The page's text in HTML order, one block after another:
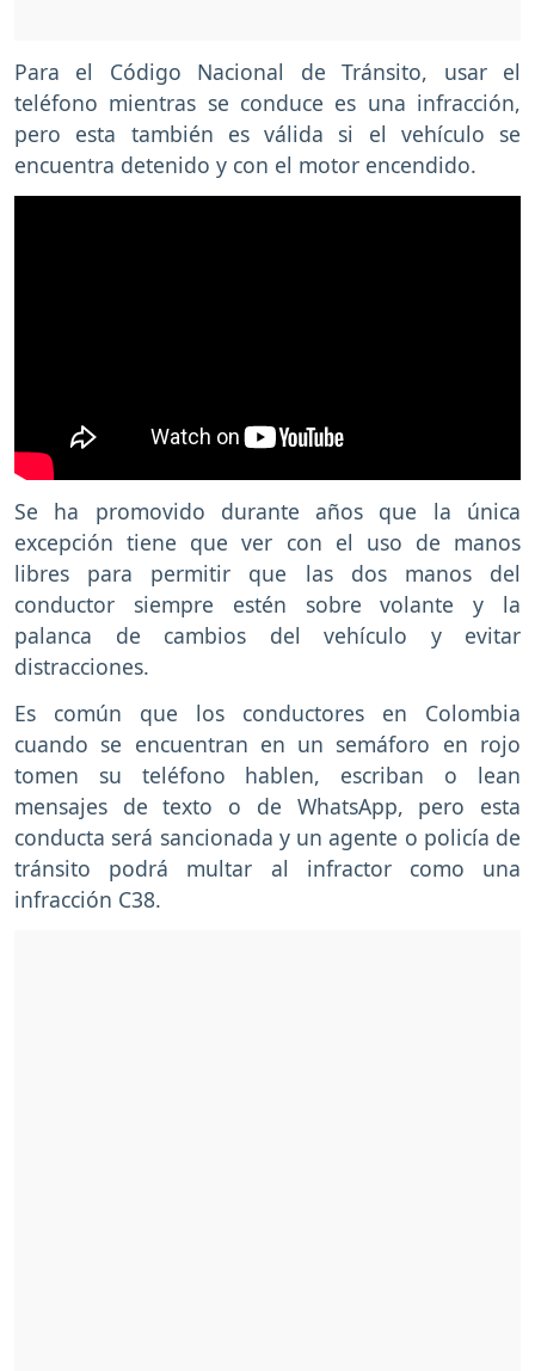
Para el Código Nacional de Tránsito, usar el
teléfono mientras se conduce es una infracción,
pero esta también es válida si el vehículo se
encuentra detenido y con el motor encendido.
Se ha promovido durante años que la única
excepción tiene que ver con el uso de manos
libres para permitir que las dos manos del
conductor siempre estén sobre volante y la
palanca de cambios del vehículo y evitar
distracciones.
Es común que los conductores en Colombia
cuando se encuentran en un semáforo en rojo
tomen su teléfono hablen, escriban o lean
mensajes de texto o de WhatsApp, pero esta
conducta será sancionada y un agente o policía de
tránsito podrá multar al infractor como una
infracción C38.